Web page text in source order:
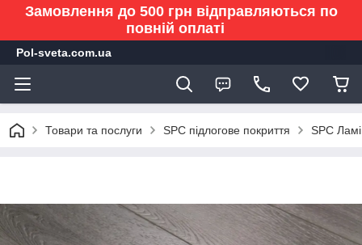
Замовлення до 500 грн відправляються по
повній оплаті
Pol-sveta.com.ua
Товари та послуги SPC підлогове покриття SPC